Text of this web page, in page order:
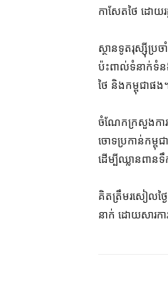
កាសែត​ថៃ ដោយ​រ
ស្ថានទូត​រុស្ស៊ី​ប្រច
ប៉ះពាល់​ទំនាក់ទំន
ថៃ និង​កម្ពុជា​ផង
ចំណែក​ក្រសួង​ការ
ចោទ​ប្រកាន់​កម្ពុ
ដើម្បី​ឈ្លានពាន​
គិត​ត្រឹម​រសៀល​ថ្
នាក់ ដោយសារ​កា